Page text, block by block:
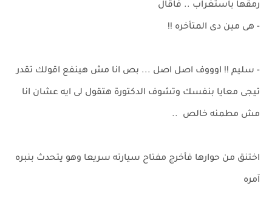
رمقها باستغراب .. فاقال
- هى مين دى المتأخره !!
- سليم !! اوووف اصل اصل ... بص انا مش هينفع اقولك تقدر
تيجى معايا بنفسك وتشوف الدكتورة هتقول لى ايه عشان انا
مش مطمنه خالص ..
اختنق من حوارها فأخرج مفتاح سيارته سريعا وهو يتحدث بنبره
آمره